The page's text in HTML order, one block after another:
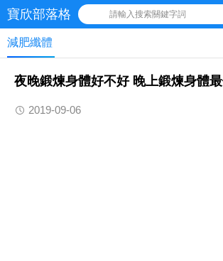
寶欣部落格 請輸入搜索關鍵字詞
減肥纖體
夜晚鍛煉身體好不好 晚上鍛煉身體
2019-09-06